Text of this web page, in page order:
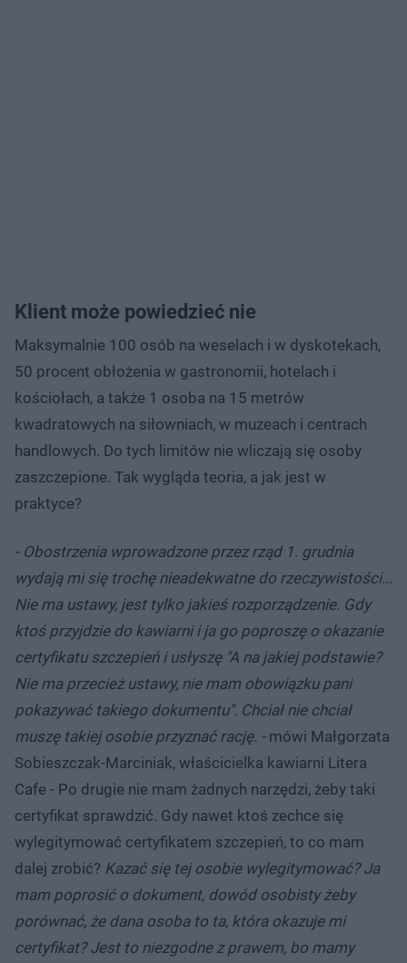
Klient może powiedzieć nie
Maksymalnie 100 osób na weselach i w dyskotekach,
50 procent obłożenia w gastronomii, hotelach i
kościołach, a także 1 osoba na 15 metrów
kwadratowych na siłowniach, w muzeach i centrach
handlowych. Do tych limitów nie wliczają się osoby
zaszczepione. Tak wygląda teoria, a jak jest w
praktyce?
- Obostrzenia wprowadzone przez rząd 1. grudnia
wydają mi się trochę nieadekwatne do rzeczywistości...
Nie ma ustawy, jest tylko jakieś rozporządzenie. Gdy
ktoś przyjdzie do kawiarni i ja go poproszę o okazanie
certyfikatu szczepień i usłyszę "A na jakiej podstawie?
Nie ma przecież ustawy, nie mam obowiązku pani
pokazywać takiego dokumentu". Chciał nie chciał
muszę takiej osobie przyznać rację. -mówi Małgorzata
Sobieszczak-Marciniak, właścicielka kawiarni Litera
Cafe - Po drugie nie mam żadnych narzędzi, żeby taki
certyfikat sprawdzić. Gdy nawet ktoś zechce się
wylegitymować certyfikatem szczepień, to co mam
dalej zrobić? Kazać się tej osobie wylegitymować? Ja
mam poprosić o dokument, dowód osobisty żeby
porównać, że dana osoba to ta, która okazuje mi
certyfikat? Jest to niezgodne z prawem, bo mamy